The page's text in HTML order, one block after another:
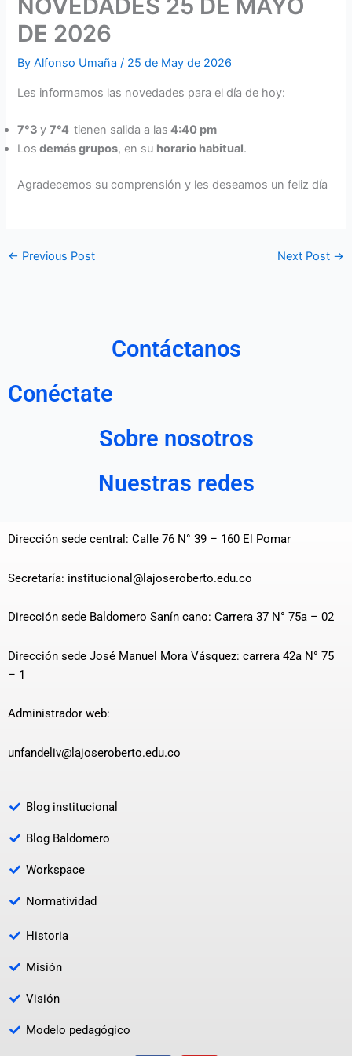
NOVEDADES 25 DE MAYO
DE 2026
ByAlfonso Umaña/ 25 de May de 2026
Les informamos las novedades para el día de hoy:
7°3y7°4tienen salida a las 4:40 pm
Los demás grupos, en su horario habitual.
Agradecemos su comprensión y les deseamos un feliz día
← Previous Post Next Post →
Contáctanos
Conéctate
Sobre nosotros
Nuestras redes
Dirección sede central: Calle 76 N° 39 – 160 El Pomar
Secretaría: institucional@lajoseroberto.edu.co
Dirección sede Baldomero Sanín cano: Carrera 37 N° 75a – 02
Dirección sede José Manuel Mora Vásquez: carrera 42a N° 75
– 1
Administrador web:
unfandeliv@lajoseroberto.edu.co
Blog institucional
Blog Baldomero
Workspace
Normatividad
Historia
Misión
Visión
Modelo pedagógico